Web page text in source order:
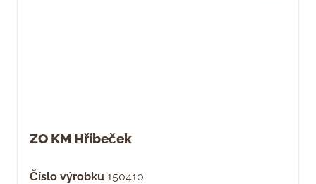
ZO KM Hříbeček
Číslo výrobku 150410